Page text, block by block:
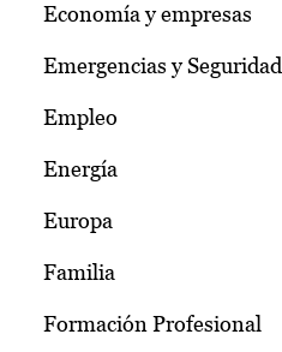
Economía y empresas
Emergencias y Seguridad
Empleo
Energía
Europa
Familia
Formación Profesional